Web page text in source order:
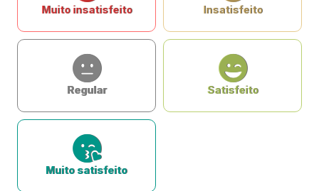
Muito insatisfeito Insatisfeito
Regular Satisfeito
Muito satisfeito